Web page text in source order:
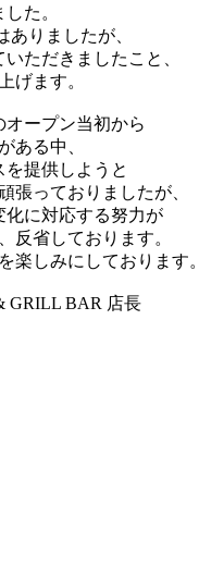
た。
ありましたが、
ただきましたこと、
げます。
オープン当初から
ある中、
提供しようと
張っておりましたが、
化に対応する努力が
反省しております。
楽しみにしております。
GRILL BAR 店長